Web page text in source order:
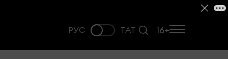
РУС ТАТ 16+